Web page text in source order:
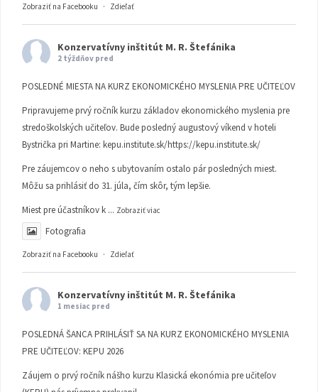
Zobraziť na Facebooku · Zdieľať
Konzervatívny inštitút M. R. Štefánika
2 týždňov pred
POSLEDNÉ MIESTA NA KURZ EKONOMICKÉHO MYSLENIA PRE UČITEĽOV
Pripravujeme prvý ročník kurzu základov ekonomického myslenia pre
stredoškolských učiteľov. Bude posledný augustový víkend v hoteli
Bystrička pri Martine: kepu.institute.sk/https://kepu.institute.sk/
Pre záujemcov o neho s ubytovaním ostalo pár posledných miest.
Môžu sa prihlásiť do 31. júla, čím skôr, tým lepšie.
Miest pre účastníkov k ... Zobraziť viac
Fotografia
Zobraziť na Facebooku · Zdieľať
Konzervatívny inštitút M. R. Štefánika
1 mesiac pred
POSLEDNÁ ŠANCA PRIHLÁSIŤ SA NA KURZ EKONOMICKÉHO MYSLENIA
PRE UČITEĽOV: KEPU 2026
Záujem o prvý ročník nášho kurzu Klasická ekonómia pre učiteľov